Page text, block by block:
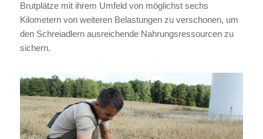
Brutplätze mit ihrem Umfeld von möglichst sechs
Kilometern von weiteren Belastungen zu verschonen, um
den Schreiadlern ausreichende Nahrungsressourcen zu
sichern.